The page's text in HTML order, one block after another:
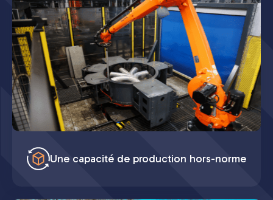
Une capacité de production hors-norme